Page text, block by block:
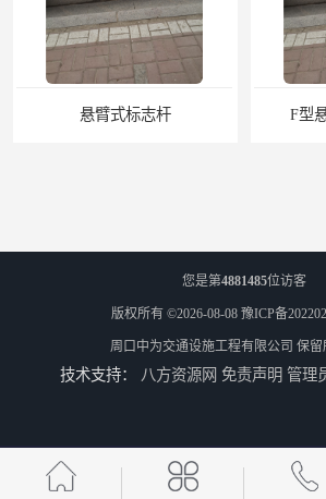
悬臂式标志杆 F型
您是第4881485位访客
版权所有 ©2026-08-08 豫ICP备
周口中为交通设施工程有限公司 保留
技术支持： 八方资源网 免责声明 管理